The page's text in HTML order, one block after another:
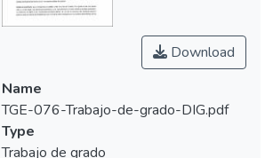
Download
Name
TGE-076-Trabajo-de-grado-DIG.pdf
Type
Trabajo de grado